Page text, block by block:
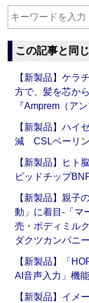
この記事と同
【新製品】ケラ
方で、髪を芯か
『Amprem（ア
【新製品】ハイ
減 CSLベーリ
【新製品】ヒト
ピッドチップ
【新製品】親子
動」に着目‐「マ
売・ボディミル
ダクツカンパニー
【新製品】「
AI音声入力」機
【新製品】イメ